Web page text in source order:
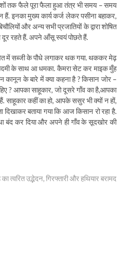
तक फैले पूरा फैला हुआ तंत्र भी समय – समय
इनका मुख्य कार्य कर्ज लेकर पसीना बहाकर,
और अन्य सभी प्रजातियों के द्वारा शोषित
से दूर रहते हैं. अपने आँसू स्वयं पोछते हैं.
में सब्जी के पौधे लगाकर थक गया. थककर मेढ़
के साथ आ धमका. कैमरा सेट कर माइक मुँह
कानून के बारे में क्या कहना है ? किसान जोर –
? आपका साहूकार, जो दूसरे गॉंव का है,आपका
साहूकार कहीं का हो, आपके ससुर भी क्यों न हों,
बताया गया कि आज किसान रो रहा है.
बंद कर दिया और अपने ही गाँव के सूदखोर की
त्वरित उद्भेदन, गिरफ्तारी और हथियार बरामद